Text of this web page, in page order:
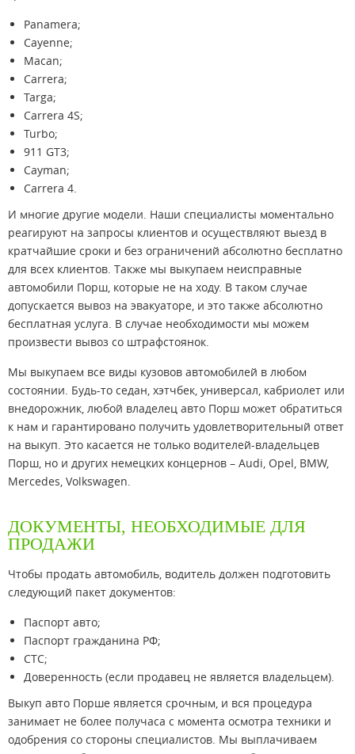
Panamera;
Cayenne;
Macan;
Carrera;
Targa;
Carrera 4S;
Turbo;
911 GT3;
Cayman;
Carrera 4.
И многие другие модели. Наши специалисты моментально
реагируют на запросы клиентов и осуществляют выезд в
кратчайшие сроки и без ограничений абсолютно бесплатно
для всех клиентов. Также мы выкупаем неисправные
автомобили Порш, которые не на ходу. В таком случае
допускается вывоз на эвакуаторе, и это также абсолютно
бесплатная услуга. В случае необходимости мы можем
произвести вывоз со штрафстоянок.
Мы выкупаем все виды кузовов автомобилей в любом
состоянии. Будь-то седан, хэтчбек, универсал, кабриолет или
внедорожник, любой владелец авто Порш может обратиться
к нам и гарантировано получить удовлетворительный ответ
на выкуп. Это касается не только водителей-владельцев
Порш, но и других немецких концернов – Audi, Opel, BMW,
Mercedes, Volkswagen.
ДОКУМЕНТЫ, НЕОБХОДИМЫЕ ДЛЯ
ПРОДАЖИ
Чтобы продать автомобиль, водитель должен подготовить
следующий пакет документов:
Паспорт авто;
Паспорт гражданина РФ;
СТС;
Доверенность (если продавец не является владельцем).
Выкуп авто Порше является срочным, и вся процедура
занимает не более получаса с момента осмотра техники и
одобрения со стороны специалистов. Мы выплачиваем